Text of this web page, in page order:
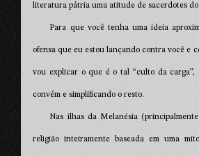
literatura pátria uma atitude de sacerdotes
Para que você tenha uma ideia
ofensa que eu estou lançando contra você e
vou explicar o que é o tal “culto da carga”,
convém e simplificando o resto.
Nas ilhas da Melanésia
religião inteiramente baseada em uma